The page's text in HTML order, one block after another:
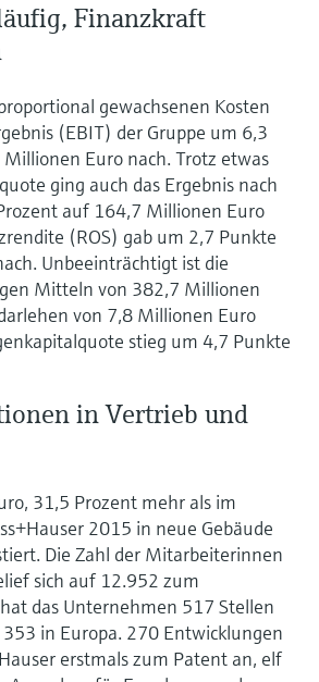
Finanzkraft
gewachsenen Kosten
(EBIT) der Gruppe um 6,3
Euro nach. Trotz etwas
ging auch das Ergebnis nach
auf 164,7 Millionen Euro
(ROS) gab um 2,7 Punkte
Unbeeinträchtigt ist die
Mitteln von 382,7 Millionen
von 7,8 Millionen Euro
stieg um 4,7 Punkte
in Vertrieb und
31,5 Prozent mehr als im
2015 in neue Gebäude
Die Zahl der Mitarbeiterinnen
sich auf 12.952 zum
das Unternehmen 517 Stellen
in Europa. 270 Entwicklungen
erstmals zum Patent an, elf